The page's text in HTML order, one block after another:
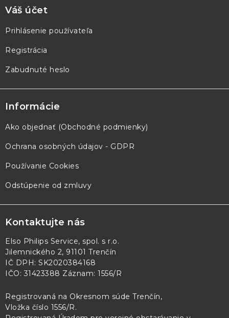
Váš účet
Prihlásenie používateľa
Registrácia
Zabudnuté heslo
Informácie
Ako objednať (Obchodné podmienky)
Ochrana osobných údajov - GDPR
Používanie Cookies
Odstúpenie od zmluvy
Kontaktujte nás
Elso Philips Service, spol. s r.o.
Jilemnického 2, 91101 Trenčín
IČ DPH: SK2020384168
IČO: 31423388 Záznam: 1556/R
Registrovaná na Okresnom súde Trenčín,
Vložka číslo 1556/R.